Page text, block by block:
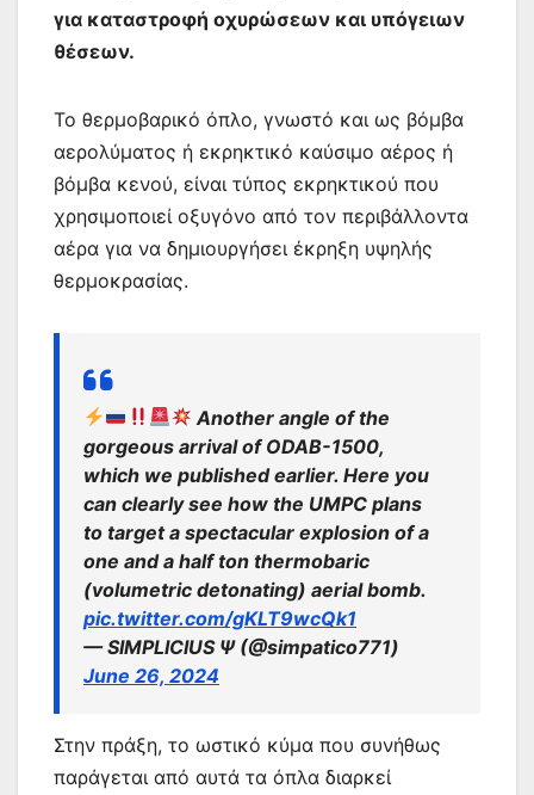
για καταστροφή οχυρώσεων και υπόγειων
θέσεων.
Το θερμοβαρικό όπλο, γνωστό και ως βόμβα
αερολύματος ή εκρηκτικό καύσιμο αέρος ή
βόμβα κενού, είναι τύπος εκρηκτικού που
χρησιμοποιεί οξυγόνο από τον περιβάλλοντα
αέρα για να δημιουργήσει έκρηξη υψηλής
θερμοκρασίας.
Another angle of the
gorgeous arrival of ODAB-1500,
which we published earlier. Here you
can clearly see how the UMPC plans
to target a spectacular explosion of a
one and a half ton thermobaric
(volumetric detonating) aerial bomb.
pic.twitter.com/gKLT9wcQk1
— SIMPLICIUS Ѱ (@simpatico771)
June 26, 2024
Στην πράξη, το ωστικό κύμα που συνήθως
παράγεται από αυτά τα όπλα διαρκεί